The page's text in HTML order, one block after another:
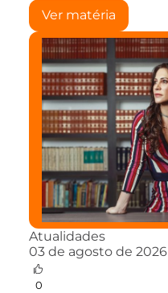
Ver matéria
Atualidades
03 de agosto de 2026
0